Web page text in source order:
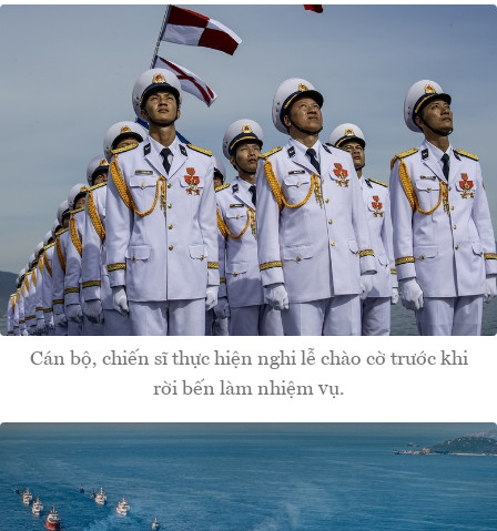
Cán bộ, chiến sĩ thực hiện nghi lễ chào cờ trước khi
rời bến làm nhiệm vụ.